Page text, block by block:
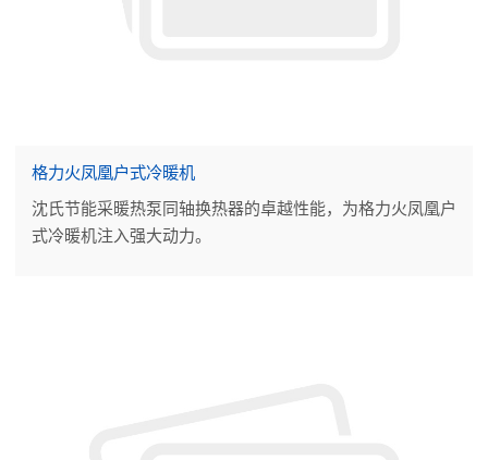
格力火凤凰户式冷暖机
沈氏节能采暖热泵同轴换热器的卓越性能，为格力火凤凰户
式冷暖机注入强大动力。